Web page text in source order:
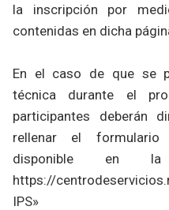
la inscripción por
contenidas en dicha
En el caso de que se
técnica durante el
participantes deberán
rellenar el formulario
disponible en la
https://
IPS»